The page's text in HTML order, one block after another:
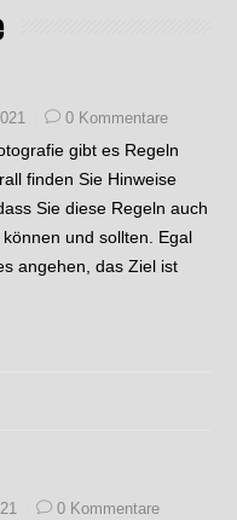
0 Kommentare
gibt es Regeln
finden Sie Hinweise
Sie diese Regeln auch
und sollten. Egal
angehen, das Ziel ist
0 Kommentare